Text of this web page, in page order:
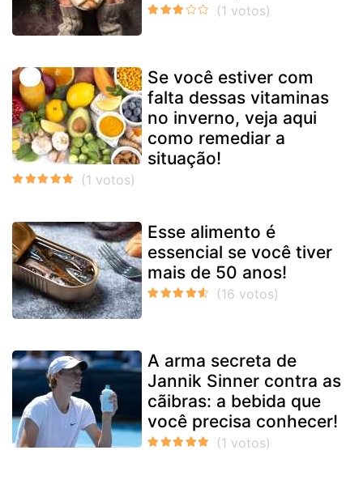
Se você estiver com
falta dessas vitaminas
no inverno, veja aqui
como remediar a
situação!
Esse alimento é
essencial se você tiver
mais de 50 anos!
A arma secreta de
Jannik Sinner contra as
cãibras: a bebida que
você precisa conhecer!